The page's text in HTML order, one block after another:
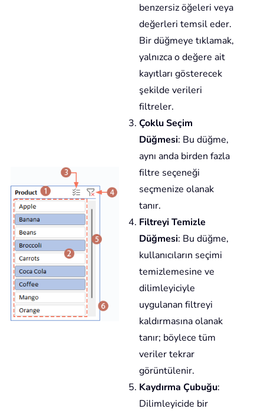
benzersiz öğeleri veya
değerleri temsil eder.
Bir düğmeye tıklamak,
yalnızca o değere ait
kayıtları gösterecek
şekilde verileri
filtreler.
Çoklu Seçim
Düğmesi: Bu düğme,
aynı anda birden fazla
filtre seçeneği
seçmenize olanak
tanır.
Filtreyi Temizle
Düğmesi: Bu düğme,
kullanıcıların seçimi
temizlemesine ve
dilimleyiciyle
uygulanan filtreyi
kaldırmasına olanak
tanır; böylece tüm
veriler tekrar
görüntülenir.
Kaydırma Çubuğu:
Dilimleyicide bir